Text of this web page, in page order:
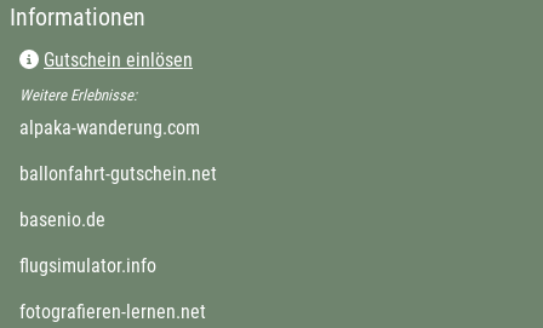
Informationen
Gutschein einlösen
Weitere Erlebnisse:
alpaka-wanderung.com
ballonfahrt-gutschein.net
basenio.de
flugsimulator.infoöffnet in neuem Fenster
fotografieren-lernen.net